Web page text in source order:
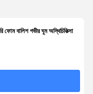
ফোম বালিশ গভীর ঘুম অস্থিচিকিত্সা